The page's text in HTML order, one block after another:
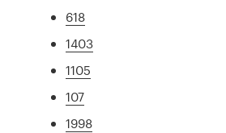
618
1403
1105
107
1998